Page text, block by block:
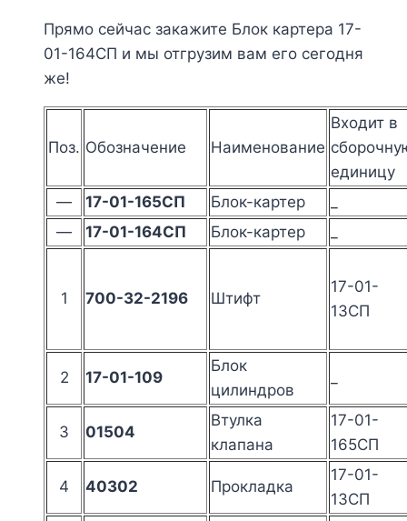
Прямо сейчас закажите Блок картера 17-
01-164СП и мы отгрузим вам его сегодня
же!
Поз. Обозначение Наименование
Входит в
единицу
—
17-01-165СП Блок-картер
—
17-01-164СП Блок-картер
1 700-32-2196 Штифт
17-01-
13СП
2 17-01-109
Блок
цилиндров
3 01504
Втулка
клапана
17-01-
165СП
4 40302 Прокладка
17-01-
13СП